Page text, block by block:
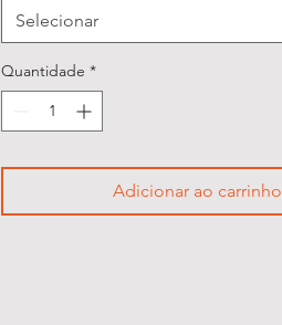
Selecionar
Quantidade *
Adicionar ao carrinho